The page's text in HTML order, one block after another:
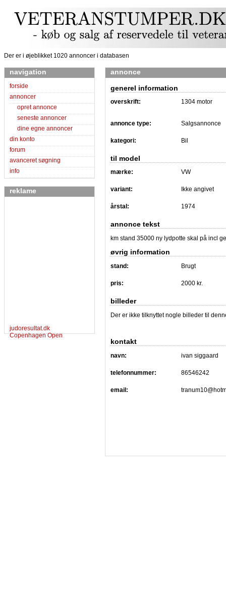
Der er i øjeblikket 1020 annoncer i databasen
navigation
forside
annoncer
opret annonce
seneste annoncer
dine egne annoncer
din konto
forum
avanceret søgning
info
reklame
judoresultat.dk
Copenhagen Open
annonce
generel information
overskrift: 1304 motor
annonce type: Salgsannonce
kategori: Bil
til model
mærke: VW
variant: Ikke angivet
årstal: 1974
annonce tekst
km stand 35000 ny lydpotte skal på incl
øvrig information
stand: Brugt
pris: 2000 kr.
billeder
Der er ikke tilknyttet nogle billeder til
kontakt
navn: ivan siggaard
telefonnummer: 86546242
email: